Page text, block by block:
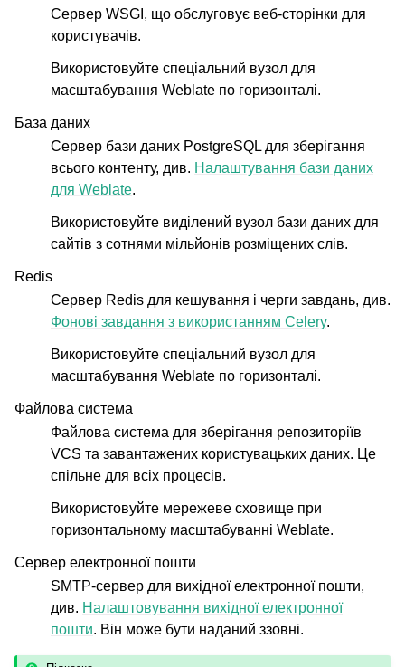
Сервер WSGI, що обслуговує веб-сторінки для
користувачів.
Використовуйте спеціальний вузол для
масштабування Weblate по горизонталі.
База даних
Сервер бази даних PostgreSQL для зберігання
всього контенту, див. Налаштування бази даних
для Weblate.
Використовуйте виділений вузол бази даних для
сайтів з сотнями мільйонів розміщених слів.
Redis
Сервер Redis для кешування і черги завдань, див.
Фонові завдання з використанням Celery.
Використовуйте спеціальний вузол для
масштабування Weblate по горизонталі.
Файлова система
Файлова система для зберігання репозиторіїв
VCS та завантажених користувацьких даних. Це
спільне для всіх процесів.
Використовуйте мережеве сховище при
горизонтальному масштабуванні Weblate.
Сервер електронної пошти
SMTP-сервер для вихідної електронної пошти,
див. Налаштовування вихідної електронної
пошти. Він може бути наданий ззовні.